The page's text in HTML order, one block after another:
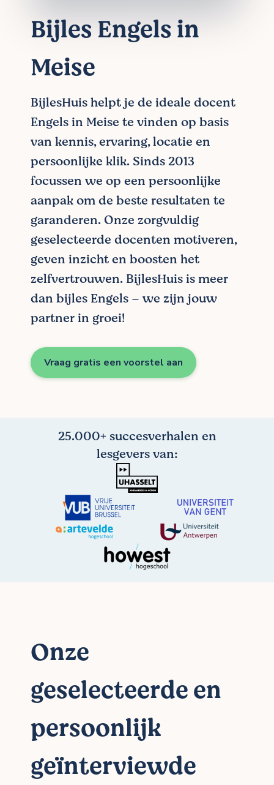
Bijles Engels in
Meise
BijlesHuis helpt je de ideale docent
Engels in Meise te vinden op basis
van kennis, ervaring, locatie en
persoonlijke klik. Sinds 2013
focussen we op een persoonlijke
aanpak om de beste resultaten te
garanderen. Onze zorgvuldig
geselecteerde docenten motiveren,
geven inzicht en boosten het
zelfvertrouwen. BijlesHuis is meer
dan bijles Engels – we zijn jouw
partner in groei!
Vraag gratis een voorstel aan
25.000+ succesverhalen en
lesgevers van:
Onze
geselecteerde en
persoonlijk
geïnterviewde